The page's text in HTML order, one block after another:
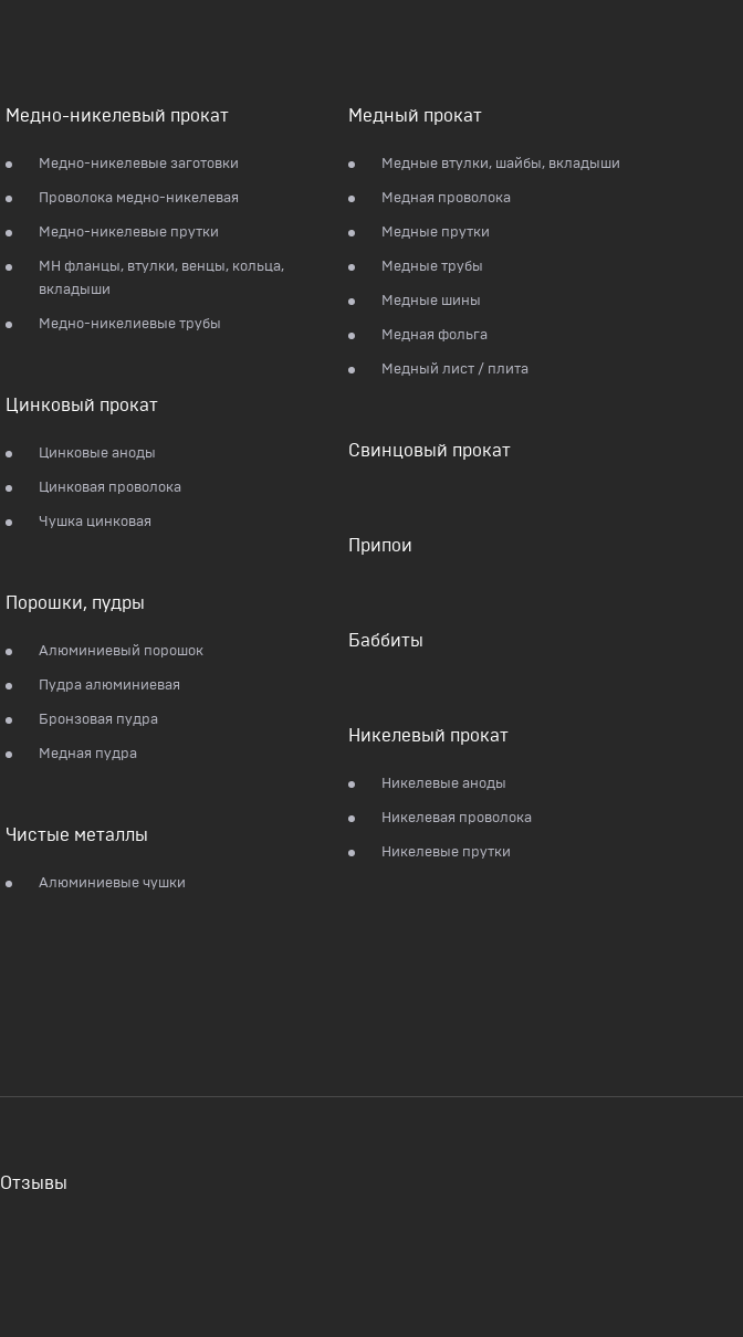
Медно-никелевый прокат
Медно-никелевые заготовки
Проволока медно-никелевая
Медно-никелевые прутки
МН фланцы, втулки, венцы, кольца,
вкладыши
Медно-никелиевые трубы
Цинковый прокат
Цинковые аноды
Цинковая проволока
Чушка цинковая
Порошки, пудры
Алюминиевый порошок
Пудра алюминиевая
Бронзовая пудра
Медная пудра
Чистые металлы
Алюминиевые чушки
Медный прокат
Медные втулки, шайбы, вкладыши
Медная проволока
Медные прутки
Медные трубы
Медные шины
Медная фольга
Медный лист / плита
Свинцовый прокат
Припои
Баббиты
Никелевый прокат
Никелевые аноды
Никелевая проволока
Никелевые прутки
Отзывы